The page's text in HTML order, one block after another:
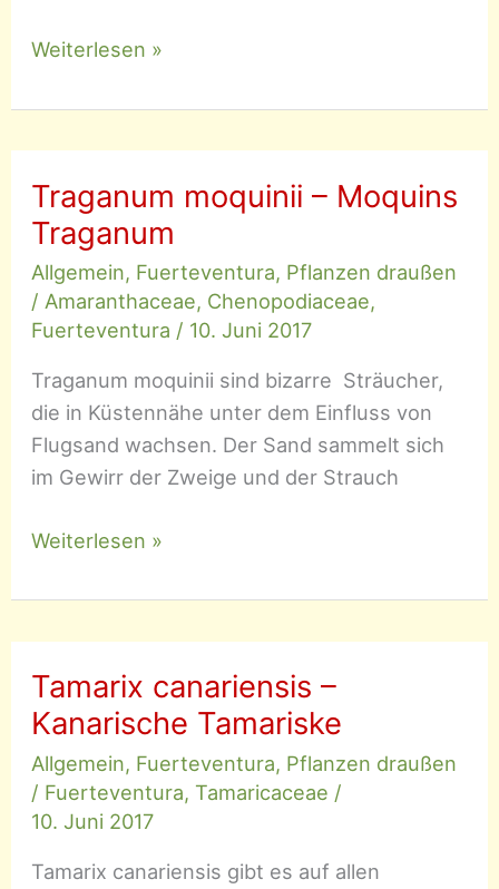
Zygophyllum
–
Desfontaines-
Weiterlesen »
Traganum moquinii – Moquins
Traganum
Allgemein, Fuerteventura, Pflanzen draußen
/ Amaranthaceae, Chenopodiaceae,
Fuerteventura / 10. Juni 2017
Traganum moquinii sind bizarre Sträucher,
die in Küstennähe unter dem Einfluss von
Flugsand wachsen. Der Sand sammelt sich
im Gewirr der Zweige und der Strauch
Traganum
–
Moquins
Traganum
Weiterlesen »
Tamarix canariensis –
Kanarische Tamariske
Allgemein, Fuerteventura, Pflanzen draußen
/ Fuerteventura, Tamaricaceae /
10. Juni 2017
Tamarix canariensis gibt es auf allen